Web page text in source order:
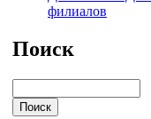
филиалов
Поиск